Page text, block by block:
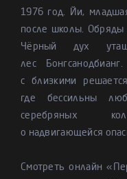
1976 год. Йи,
после школы. Обряды
Чёрный дух
лес
с близкими
где бессильны
серебряных
о надвигающейся
Смотреть онлайн